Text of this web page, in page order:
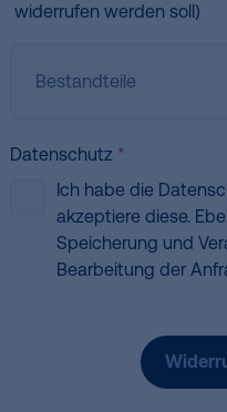
widerrufen werden soll)
Bestandteile
Datenschutz *
Ich habe die
akzeptiere diese.
Speicherung und
Bearbeitung der